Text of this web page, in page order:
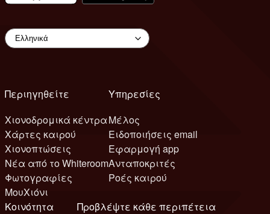
Περιηγηθείτε
Χιονοδρομικά κέντρα
Χάρτες καιρού
Χιονοπτώσεις
Νέα από το Whiteroom
Φωτογραφίες
ΜουΧιόνι
Υπηρεσίες
Μέλος
Ειδοποιήσεις email
Εφαρμογή app
Ανταποκριτές
Ροές καιρού
Κοινότητα
Προβλέψτε κάθε περιπέτεια